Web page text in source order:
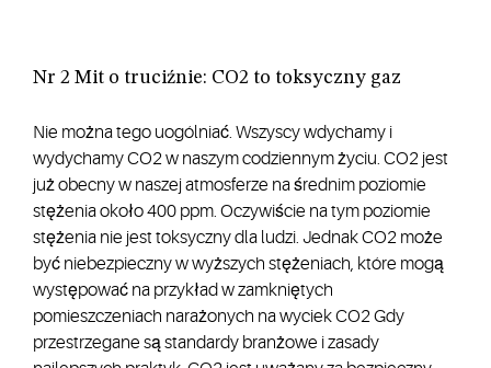
Nr 2 Mit o truciźnie: CO2 to toksyczny gaz
Nie można tego uogólniać. Wszyscy wdychamy i
wydychamy CO2 w naszym codziennym życiu. CO2 jest
już obecny w naszej atmosferze na średnim poziomie
stężenia około 400 ppm. Oczywiście na tym poziomie
stężenia nie jest toksyczny dla ludzi. Jednak CO2 może
być niebezpieczny w wyższych stężeniach, które mogą
występować na przykład w zamkniętych
pomieszczeniach narażonych na wyciek CO2 Gdy
przestrzegane są standardy branżowe i zasady